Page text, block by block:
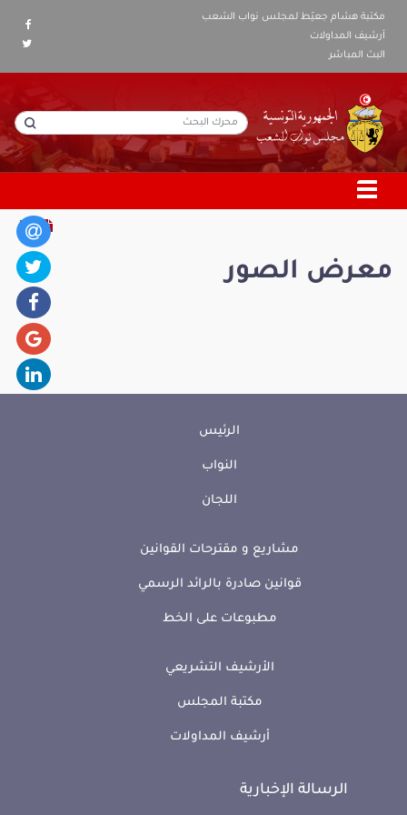
مكتبة هشام جعيّط لمجلس نواب الشعب
أرشيف المداولات
البث المباشر
معرض الصور
الرئيس
النواب
اللجان
مشاريع و مقترحات القوانين
قوانين صادرة بالرائد الرسمي
مطبوعات على الخط
الأرشيف التشريعي
مكتبة المجلس
أرشيف المداولات
الرسالة الإخبارية